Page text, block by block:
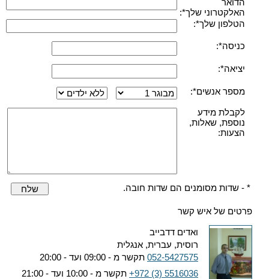
האלקטרוני שלך*:
הטלפון שלך*:
כניסה*:
יציאה*:
מספר אנשים*:
לקבלת מידע
נוספת, שאלות,
הצעות:
* - שדות מסומנים הם שדות חובה. שלח
פרטים של איש קשר
ואדים דדבייב
רוסית, עברית, אנגלית
052-5427575 תקשר מ - 09:00 ועד - 20:00
+972 (3) 5516036 תקשר מ - 10:00 ועד - 21:00